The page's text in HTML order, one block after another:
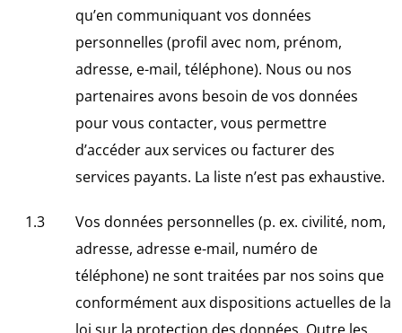
qu’en communiquant vos données
personnelles (profil avec nom, prénom,
adresse, e-mail, téléphone). Nous ou nos
partenaires avons besoin de vos données
pour vous contacter, vous permettre
d’accéder aux services ou facturer des
services payants. La liste n’est pas exhaustive.
Vos données personnelles (p. ex. civilité, nom,
adresse, adresse e-mail, numéro de
téléphone) ne sont traitées par nos soins que
conformément aux dispositions actuelles de la